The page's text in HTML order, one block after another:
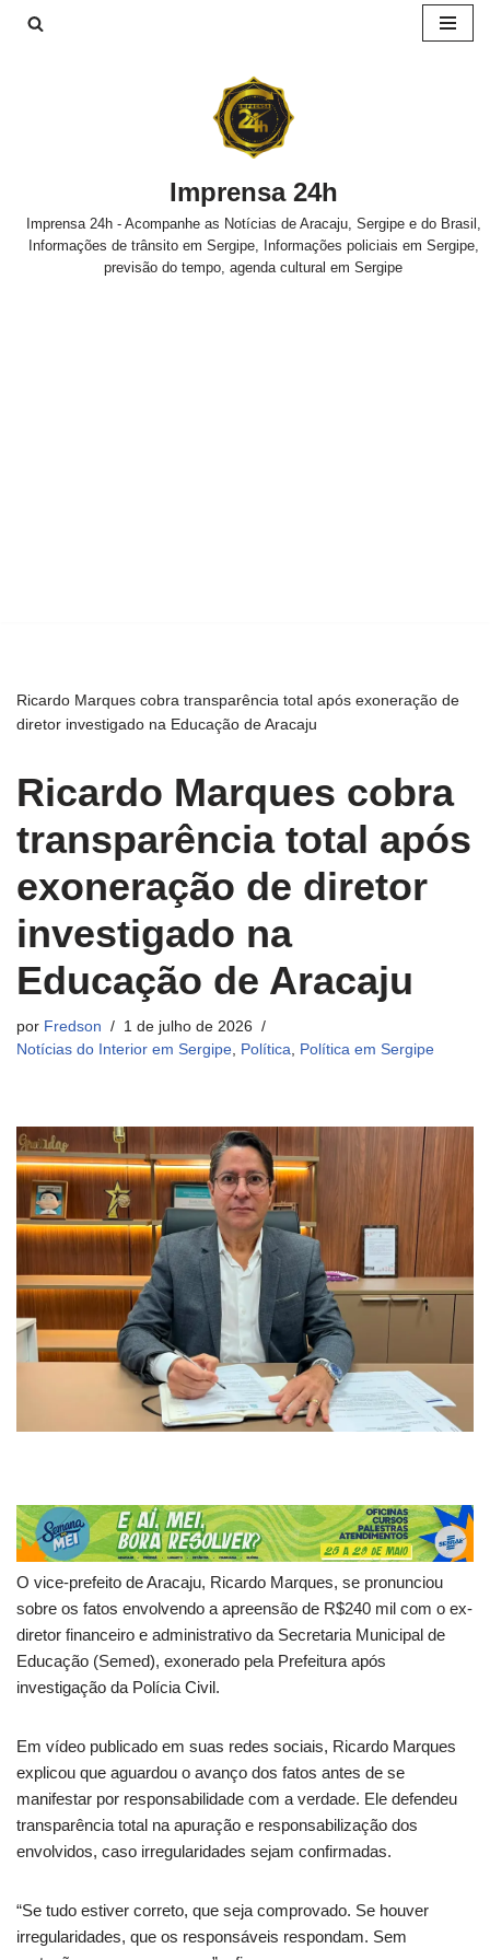
Imprensa 24h
Imprensa 24h - Acompanhe as Notícias de Aracaju, Sergipe e do Brasil,
Informações de trânsito em Sergipe, Informações policiais em Sergipe,
previsão do tempo, agenda cultural em Sergipe
Ricardo Marques cobra transparência total após exoneração de
diretor investigado na Educação de Aracaju
Ricardo Marques cobra
transparência total após
exoneração de diretor
investigado na
Educação de Aracaju
por Fredson
1 de julho de 2026
Notícias do Interior em Sergipe, Política, Política em Sergipe
O vice-prefeito de Aracaju, Ricardo Marques, se pronunciou
sobre os fatos envolvendo a apreensão de R$240 mil com o ex-
diretor financeiro e administrativo da Secretaria Municipal de
Educação (Semed), exonerado pela Prefeitura após
investigação da Polícia Civil.
Em vídeo publicado em suas redes sociais, Ricardo Marques
explicou que aguardou o avanço dos fatos antes de se
manifestar por responsabilidade com a verdade. Ele defendeu
transparência total na apuração e responsabilização dos
envolvidos, caso irregularidades sejam confirmadas.
“Se tudo estiver correto, que seja comprovado. Se houver
irregularidades, que os responsáveis respondam. Sem